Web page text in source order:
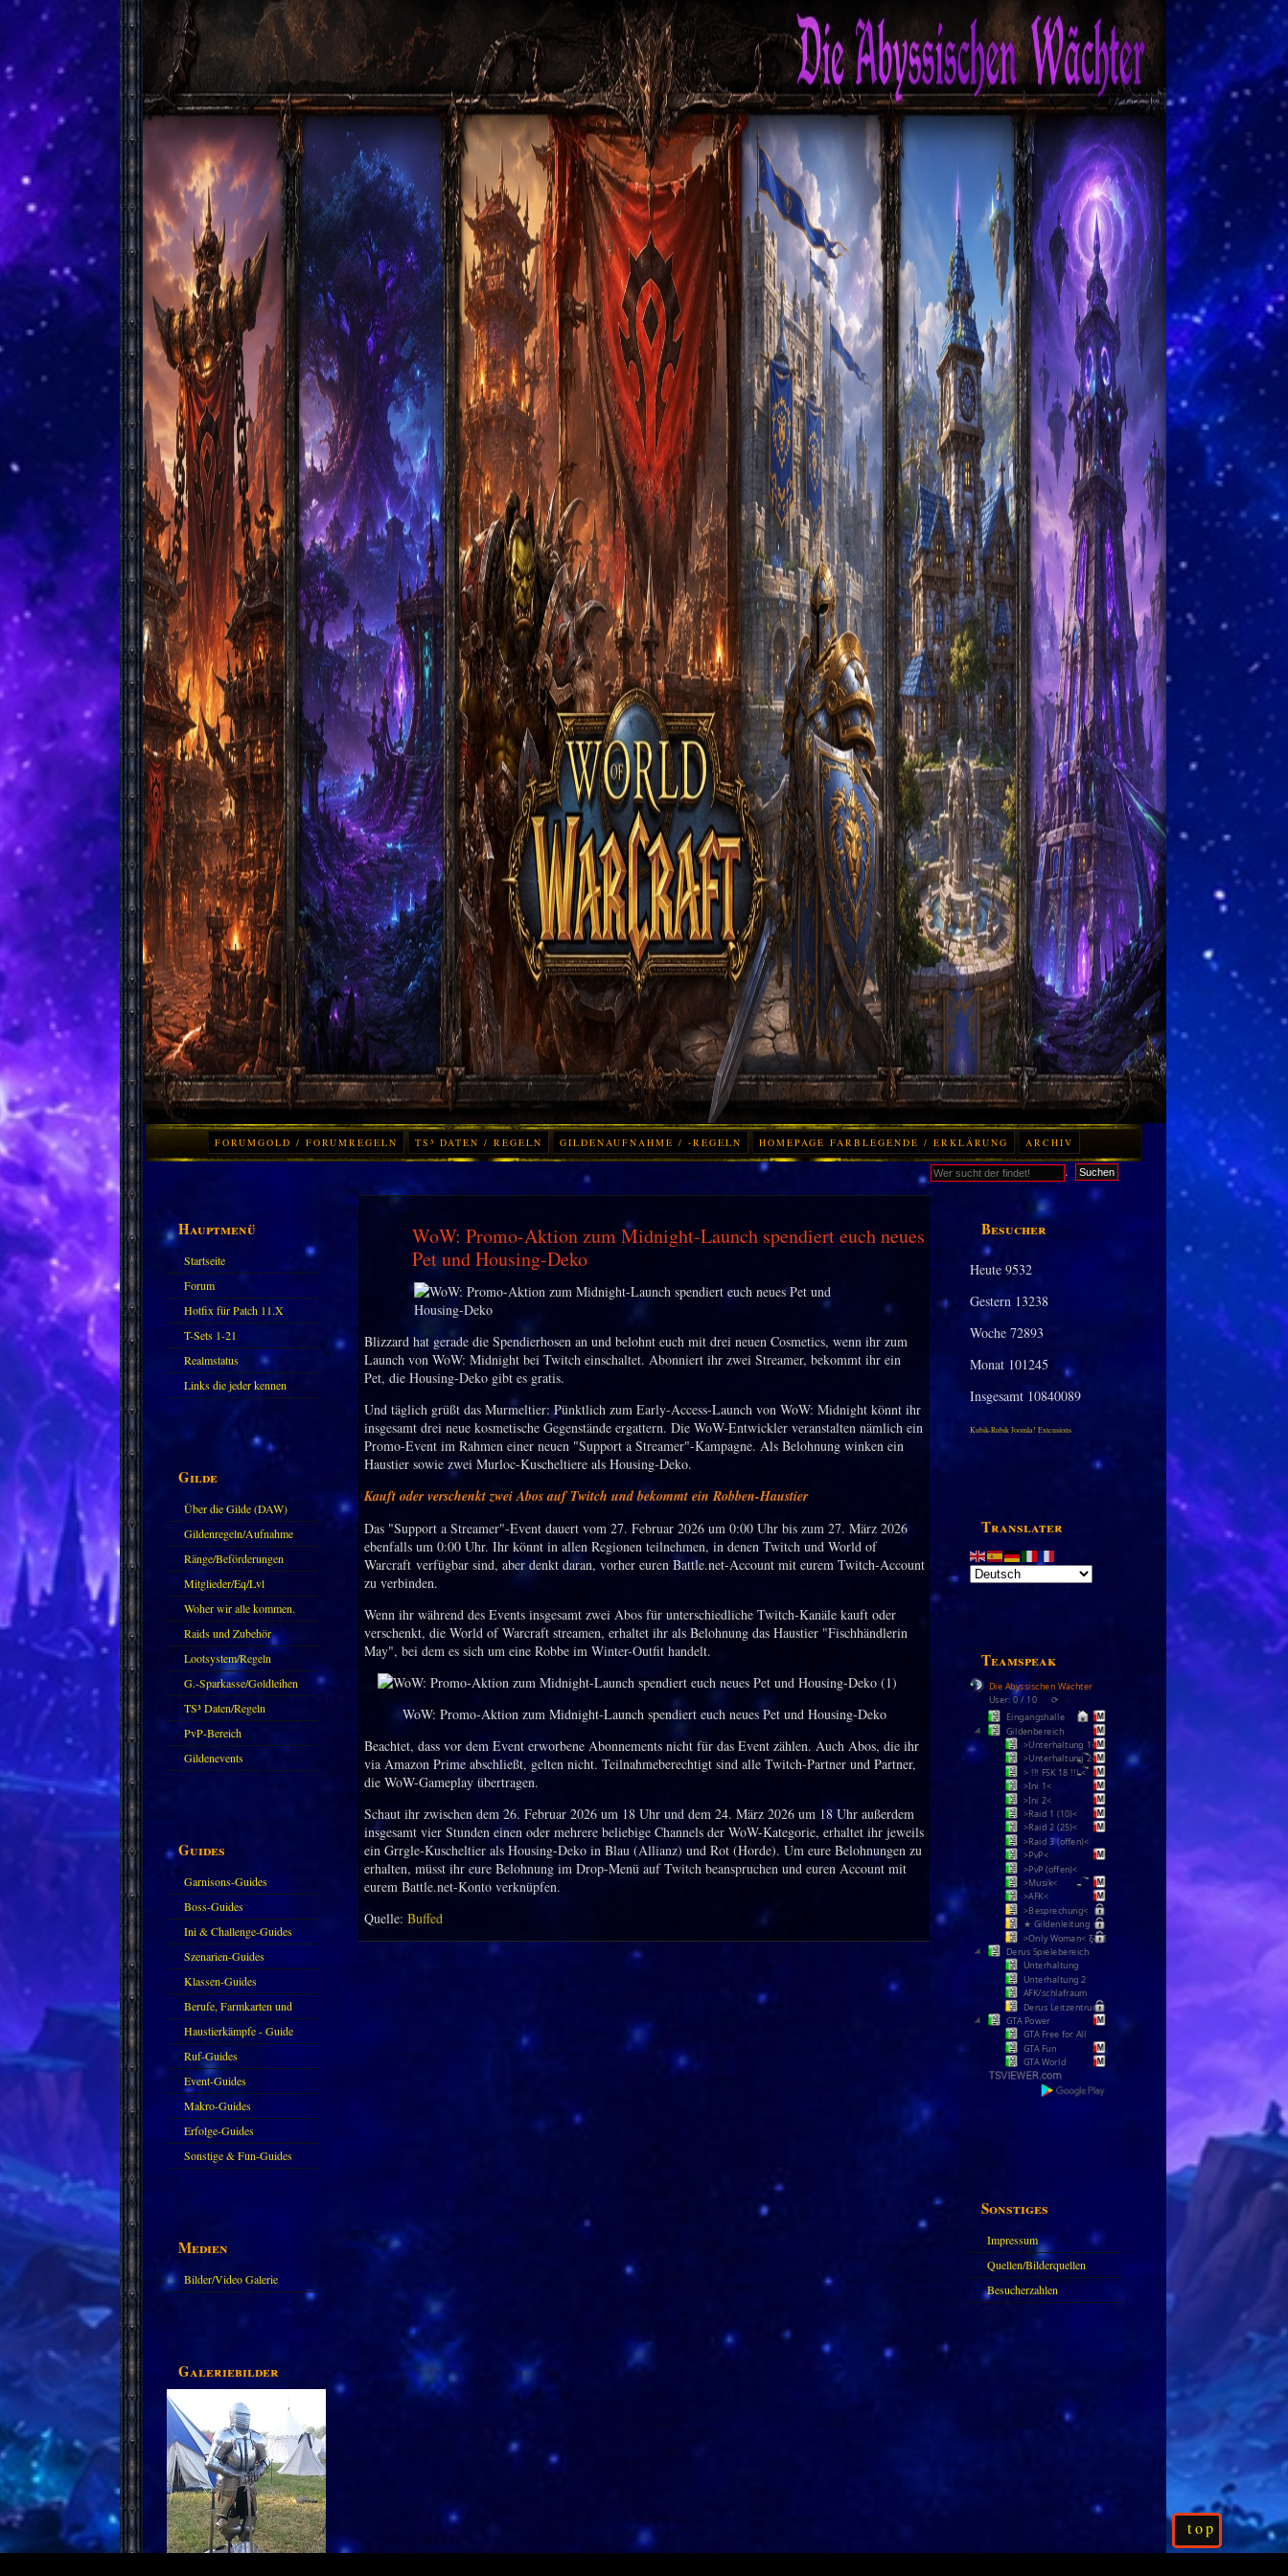
FORUMGOLD / FORUMREGELN TS³ DATEN / REGELN GILDENAUFNAHME / -REGELN HOMEPAGE FARBLEGENDE / ERKLÄRUNG ARCHIV
. Suchen
Hauptmenü
Startseite
Forum
Hotfix für Patch 11.X
T-Sets 1-21
Realmstatus
Links die jeder kennen
Gilde
Über die Gilde (DAW)
Gildenregeln/Aufnahme
Ränge/Beförderungen
Mitglieder/Eq/Lvl
Woher wir alle kommen.
Raids und Zubehör
Lootsystem/Regeln
G.-Sparkasse/Goldleihen
TS³ Daten/Regeln
PvP-Bereich
Gildenevents
Guides
Garnisons-Guides
Boss-Guides
Ini & Challenge-Guides
Szenarien-Guides
Klassen-Guides
Berufe, Farmkarten und
Haustiere
Haustierkämpfe - Guide
Ruf-Guides
Event-Guides
Makro-Guides
Erfolge-Guides
Sonstige & Fun-Guides
Medien
Bilder/Video Galerie
Galeriebilder
Besucher
Heute9532
Gestern 13238
Woche72893
Monat 101245
Insgesamt 10840089
Kubik-Rubik Joomla! Extensions
Translater
Teamspeak
Die Abyssischen Wächter
User: 0 / 10 ⟳
Eingangshalle
Gildenbereich
>Unterhaltung 1<
>Unterhaltung 2<
> !!! FSK 18 !!! <
>Ini 1<
>Ini 2<
>Raid 1 (10)<
>Raid 2 (25)<
>Raid 3 (offen)<
>PvP<
>PvP (offen)<
>Musik<
>AFK<
>Besprechung<
★ Gildenleitung ★
>Only Woman< Ƹ̵̡Ӝ̵̨̄Ʒ
Derus Spielebereich
Unterhaltung
Unterhaltung 2
AFK/schlafraum
Derus Leitzentrum
GTA Power
GTA Free for All
GTA Fun
GTA World
Sonstiges
Impressum
Quellen/Bilderquellen
Besucherzahlen
WoW: Promo-Aktion zum Midnight-Launch spendiert euch neues
Pet und Housing-Deko
Blizzard hat gerade die Spendierhosen an und belohnt euch mit drei neuen Cosmetics, wenn ihr zum
Launch von WoW: Midnight bei Twitch einschaltet. Abonniert ihr zwei Streamer, bekommt ihr ein
Pet, die Housing-Deko gibt es gratis.
Und täglich grüßt das Murmeltier: Pünktlich zum Early-Access-Launch von WoW: Midnight könnt ihr
insgesamt drei neue kosmetische Gegenstände ergattern. Die WoW-Entwickler veranstalten nämlich ein
Promo-Event im Rahmen einer neuen "Support a Streamer"-Kampagne. Als Belohnung winken ein
Haustier sowie zwei Murloc-Kuscheltiere als Housing-Deko.
Kauft oder verschenkt zwei Abos auf Twitch und bekommt ein Robben-Haustier
Das "Support a Streamer"-Event dauert vom 27. Februar 2026 um 0:00 Uhr bis zum 27. März 2026
ebenfalls um 0:00 Uhr. Ihr könnt in allen Regionen teilnehmen, in denen Twitch und World of
Warcraft verfügbar sind, aber denkt daran, vorher euren Battle.net-Account mit eurem Twitch-Account
zu verbinden.
Wenn ihr während des Events insgesamt zwei Abos für unterschiedliche Twitch-Kanäle kauft oder
verschenkt, die World of Warcraft streamen, erhaltet ihr als Belohnung das Haustier "Fischhändlerin
May", bei dem es sich um eine Robbe im Winter-Outfit handelt.
WoW: Promo-Aktion zum Midnight-Launch spendiert euch neues Pet und Housing-Deko
Beachtet, dass vor dem Event erworbene Abonnements nicht für das Event zählen. Auch Abos, die ihr
via Amazon Prime abschließt, gelten nicht. Teilnahmeberechtigt sind alle Twitch-Partner und Partner,
die WoW-Gameplay übertragen.
Schaut ihr zwischen dem 26. Februar 2026 um 18 Uhr und dem 24. März 2026 um 18 Uhr außerdem
insgesamt vier Stunden einen oder mehrere beliebige Channels der WoW-Kategorie, erhaltet ihr jeweils
ein Grrgle-Kuscheltier als Housing-Deko in Blau (Allianz) und Rot (Horde). Um eure Belohnungen zu
erhalten, müsst ihr eure Belohnung im Drop-Menü auf Twitch beanspruchen und euren Account mit
eurem Battle.net-Konto verknüpfen.
Quelle: Buffed
top